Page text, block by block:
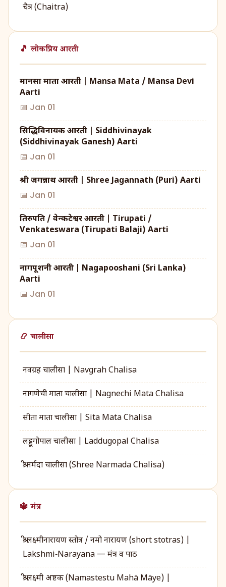
चैत्र (Chaitra)
🎵 लोकप्रिय आरती
मानसा माता आरती | Mansa Mata / Mansa Devi
Aarti
📅 Jan 01
सिद्धिविनायक आरती | Siddhivinayak
(Siddhivinayak Ganesh) Aarti
📅 Jan 01
श्री जगन्नाथ आरती | Shree Jagannath (Puri) Aarti
📅 Jan 01
तिरुपति / वेन्कटेश्वर आरती | Tirupati /
Venkateswara (Tirupati Balaji) Aarti
📅 Jan 01
नागपूशनी आरती | Nagapooshani (Sri Lanka)
Aarti
📅 Jan 01
📿 चालीसा
नवग्रह चालीसा | Navgrah Chalisa
नागणेची माता चालीसा | Nagnechi Mata Chalisa
सीता माता चालीसा | Sita Mata Chalisa
लड्डूगोपाल चालीसा | Laddugopal Chalisa
श्री नर्मदा चालीसा (Shree Narmada Chalisa)
🔱 मंत्र
श्री लक्ष्मीनारायण स्तोत्र / नमो नारायण (short stotras) |
Lakshmi‑Narayana — मंत्र व पाठ
श्री लक्ष्मी अष्टक (Namastestu Mahā Māye) |